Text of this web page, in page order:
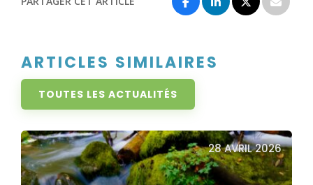
ARTICLES SIMILAIRES
TOUTES LES ACTUALITÉS
28 AVRIL 2026